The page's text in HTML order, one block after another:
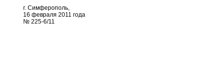
г. Симферополь,
16 февраля 2011 года
№ 225-6/11